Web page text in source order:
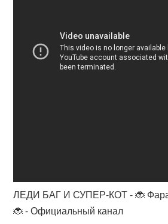
ЛЕДИ БАГ И СУПЕР-КОТ - 🐞
🐞 - Официальный канал